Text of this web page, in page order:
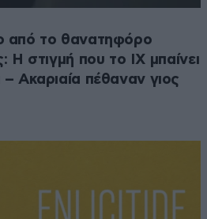
από το θανατηφόρο
Η στιγμή που το ΙΧ μπαίνει
Ακαριαία πέθαναν γιος